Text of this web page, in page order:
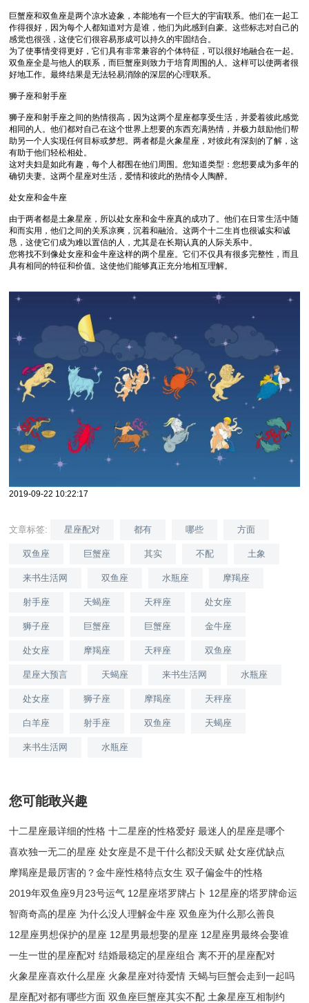
巨蟹座和双鱼座是两个凉水迹象，本能地有一个巨大的宇宙联系。他们在一起工
作得很好，因为每个人都知道对方是谁，他们为此感到自豪。这些标志对自己的
感觉也很强，这使它们很容易形成可以持久的牢固结合。
为了使事情变得更好，它们具有非常兼容的个体特征，可以很好地融合在一起。
双鱼座全是与他人的联系，而巨蟹座则致力于培育周围的人。这样可以使两者很
好地工作。最终结果是无法轻易消除的深层的心理联系。
狮子座和射手座
狮子座和射手座之间的热情很高，因为这两个星座都享受生活，并爱着彼此感觉
相同的人。他们都对自己在这个世界上想要的东西充满热情，并极力鼓励他们帮
助另一个人实现任何目标或梦想。两者都是火象星座，对彼此有深刻的了解，这
有助于他们轻松相处。
这对夫妇是如此有趣，每个人都围在他们周围。您知道类型：您想要成为多年的
确切夫妻。这两个星座对生活，爱情和彼此的热情令人陶醉。
处女座和金牛座
由于两者都是土象星座，所以处女座和金牛座真的成功了。他们在日常生活中随
和而实用，他们之间的关系凉爽，沉着和融洽。这两个十二生肖也很诚实和诚
恳，这使它们成为难以置信的人，尤其是在长期认真的人际关系中。
您将找不到像处女座和金牛座这样的两个星座。它们不仅具有很多完整性，而且
具有相同的特征和价值。这使他们能够真正充分地相互理解。
2019-09-22 10:22:17
文章标签: 星座配对 都有 哪些 方面
双鱼座 巨蟹座 其实 不配 土象
来书生活网 双鱼座 水瓶座 摩羯座
射手座 天蝎座 天秤座 处女座
狮子座 巨蟹座 巨蟹座 金牛座
处女座 摩羯座 天秤座 双鱼座
星座大预言 天蝎座 来书生活网 水瓶座
处女座 狮子座 摩羯座 天秤座
白羊座 射手座 双鱼座 天蝎座
来书生活网 水瓶座
您可能敢兴趣
十二星座最详细的性格 十二星座的性格爱好 最迷人的星座是哪个
喜欢独一无二的星座 处女座是不是干什么都没天赋 处女座优缺点
摩羯座是最厉害的？金牛座性格特点女生 双子偏金牛的性格
2019年双鱼座9月23号运气 12星座塔罗牌占卜 12星座的塔罗牌命运
智商奇高的星座 为什么没人理解金牛座 双鱼座为什么那么善良
12星座男想保护的星座 12星男最想娶的星座 12星座男最终会娶谁
一生一世的星座配对 结婚最稳定的星座组合 离不开的星座配对
火象星座喜欢什么星座 火象星座对待爱情 天蝎与巨蟹会走到一起吗
星座配对都有哪些方面 双鱼座巨蟹座其实不配 土象星座互相制约